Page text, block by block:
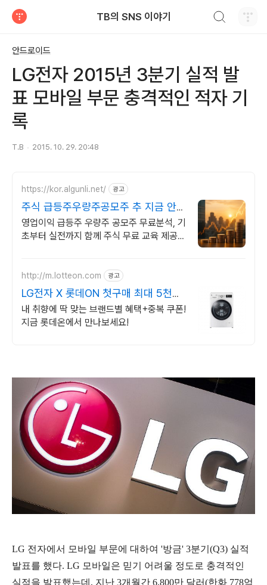
TB의 SNS 이야기
안드로이드
LG전자 2015년 3분기 실적 발
표 모바일 부문 충격적인 적자 기
록
T.B 2015. 10. 29. 20:48
https://kor.algunli.net/ 광고
주식 급등주우량주공모주 추 지금 안보
면 늦어요
영업이익 급등주 우량주 공모주 무료분석, 기
초부터 실전까지 함께 주식 무료 교육 제공,
http://m.lotteon.com 광고
LG전자 X 롯데ON 첫구매 최대 5천원
혜택!
내 취향에 딱 맞는 브랜드별 혜택+중복 쿠폰!
지금 롯데온에서 만나보세요!
LG 전자에서 모바일 부문에 대하여 '방금' 3분기(Q3) 실적
발표를 했다. LG 모바일은 믿기 어려울 정도로 충격적인
실적을 발표했는데, 지난 3개월간 6,800만 달러(한화 778억